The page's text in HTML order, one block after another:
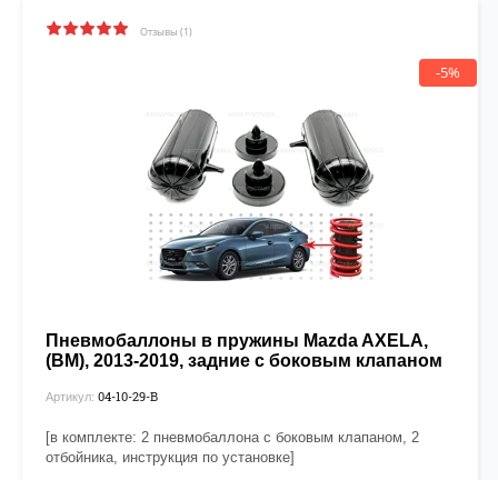
Отзывы (1)
-5%
Пневмобаллоны в пружины Mazda AXELA,
(BM), 2013-2019, задние с боковым клапаном
Артикул: 04-10-29-B
[в комплекте: 2 пневмобаллона с боковым клапаном, 2
отбойника, инструкция по установке]